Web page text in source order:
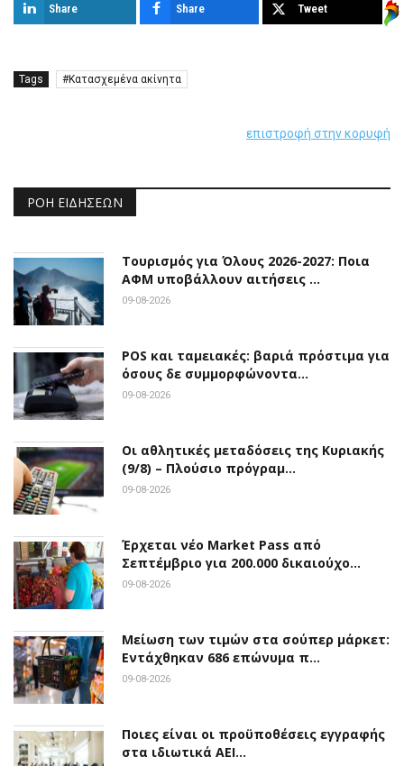
Share Share Tweet
Tags Κατασχεμένα ακίνητα
επιστροφή στην κορυφή
ΡΟΉ ΕΙΔΉΣΕΩΝ
Τουρισμός για Όλους 2026-2027: Ποια
ΑΦΜ υποβάλλουν αιτήσεις …
09-08-2026
POS και ταμειακές: βαριά πρόστιμα για
όσους δε συμμορφώνοντα…
09-08-2026
Οι αθλητικές μεταδόσεις της Κυριακής
(9/8) – Πλούσιο πρόγραμ…
09-08-2026
Έρχεται νέο Market Pass από
Σεπτέμβριο για 200.000 δικαιούχο…
09-08-2026
Μείωση των τιμών στα σούπερ μάρκετ:
Εντάχθηκαν 686 επώνυμα π…
09-08-2026
Ποιες είναι οι προϋποθέσεις εγγραφής
στα ιδιωτικά ΑΕΙ…